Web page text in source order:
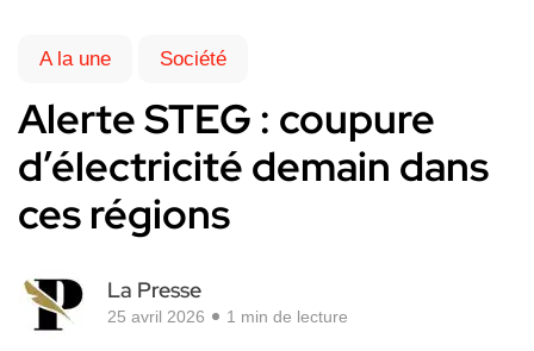
A la une Société
Alerte STEG : coupure
d’électricité demain dans
ces régions
La Presse
25 avril 2026 1 min de lecture